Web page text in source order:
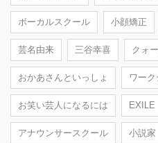
ボーカルスクール 小顔矯正
芸名由来 三谷幸喜 クォ
おかあさんといっしょ ワー
お笑い芸人になるには EXILE
アナウンサースクール 小説家